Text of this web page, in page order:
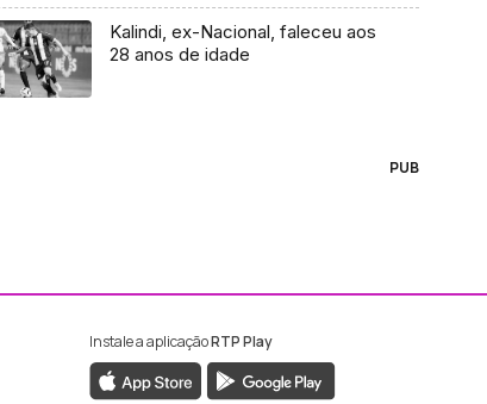
Kalindi, ex-Nacional, faleceu aos
28 anos de idade
PUB
da RTP Madeira
da RTP Madeira
Instale a aplicaçãoRTP Play